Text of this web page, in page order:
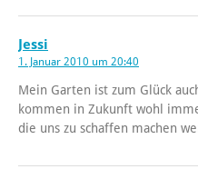
Jessi
1. Januar 2010 um 20:40
Mein Garten ist zum Glück
kommen in Zukunft wohl
die uns zu schaffen machen